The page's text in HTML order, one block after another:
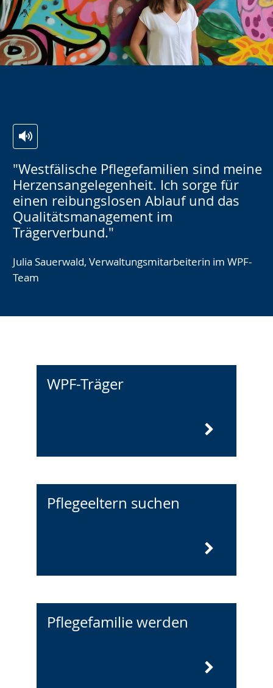
"Westfälische Pflegefamilien sind meine
Herzensangelegenheit. Ich sorge für
einen reibungslosen Ablauf und das
Qualitätsmanagement im
Trägerverbund."
Julia Sauerwald, Verwaltungsmitarbeiterin im WPF-
Team
WPF-Träger
Pflegeeltern suchen
Pflegefamilie werden